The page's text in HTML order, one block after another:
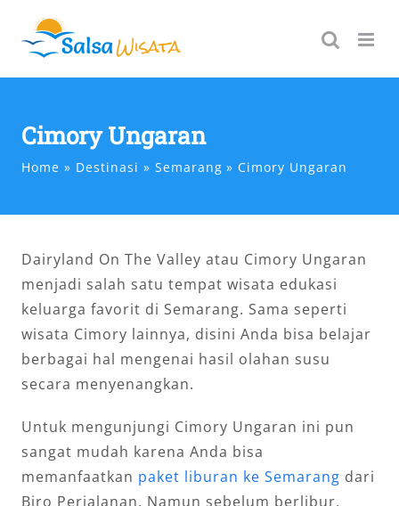
content
Cimory Ungaran
Home Destinasi Semarang Cimory Ungaran
Dairyland On The Valley atau Cimory Ungaran
menjadi salah satu tempat wisata edukasi
keluarga favorit di Semarang. Sama seperti
wisata Cimory lainnya, disini Anda bisa belajar
berbagai hal mengenai hasil olahan susu
secara menyenangkan.
Untuk mengunjungi Cimory Ungaran ini pun
sangat mudah karena Anda bisa
memanfaatkan paket liburan ke Semarang dari
Biro Perjalanan. Namun sebelum berlibur,